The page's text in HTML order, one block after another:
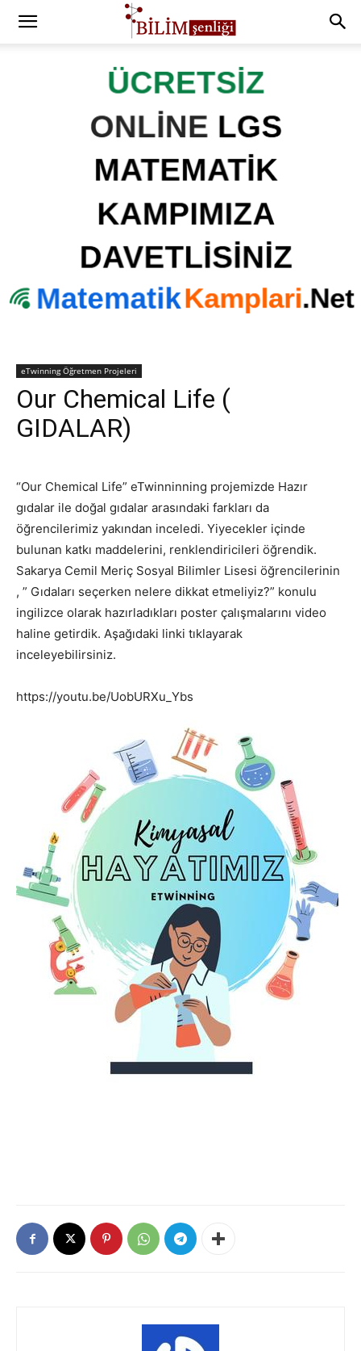
eTwinning Öğretmen Projeleri
Our Chemical Life (
GIDALAR)
“Our Chemical Life” eTwinninning projemizde Hazır
gıdalar ile doğal gıdalar arasındaki farkları da
öğrencilerimiz yakından inceledi. Yiyecekler içinde
bulunan katkı maddelerini, renklendiricileri öğrendik.
Sakarya Cemil Meriç Sosyal Bilimler Lisesi öğrencilerinin
, ” Gıdaları seçerken nelere dikkat etmeliyiz?” konulu
ingilizce olarak hazırladıkları poster çalışmalarını video
haline getirdik. Aşağıdaki linki tıklayarak
inceleyebilirsiniz.
https://youtu.be/UobURXu_Ybs